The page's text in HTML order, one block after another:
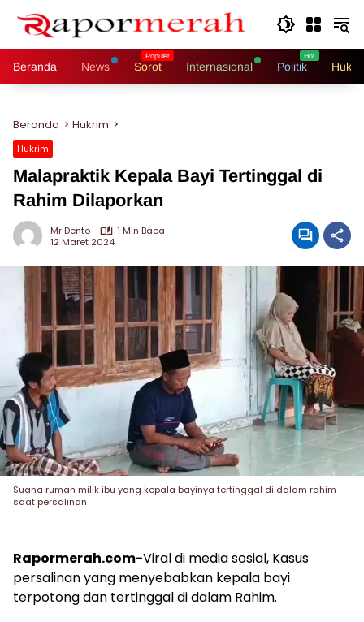
Beranda News Sorot Internasional Politik
Beranda Hukrim
Hukrim
Malapraktik Kepala Bayi Tertinggal di
Rahim Dilaporkan
Mr Dento
1 Min Baca
12 Maret 2024
Suana rumah milik ibu yang kepala bayinya tertinggal di dalam rahim
saat persalinan
Rapormerah.com-Viral di media sosial, Kasus
persalinan yang menyebabkan kepala bayi
terpotong dan tertinggal di dalam Rahim.